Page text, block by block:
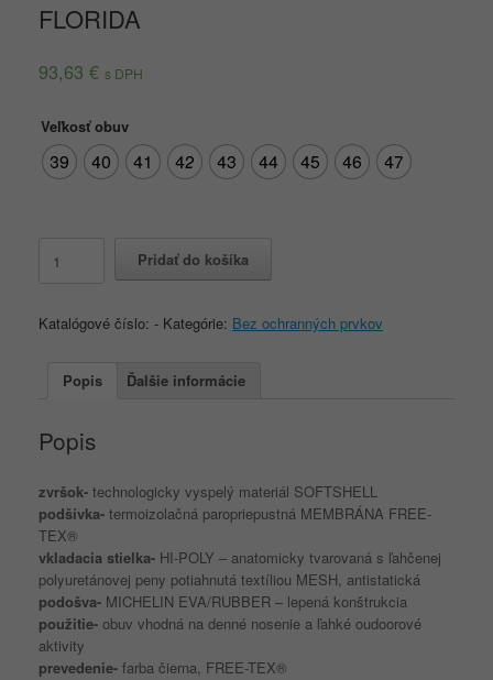
FLORIDA
93,63 € s DPH
Veľkosť obuv
39 40 41 42 43 44 45 46 47
FLORIDA
Pridať do košíka
Katalógové číslo: - Kategórie: Bez ochranných prvkov
Popis Ďalšie informácie
Popis
zvršok- technologicky vyspelý materiál SOFTSHELL
podšívka- termoizolačná paropriepustná MEMBRÁNA FREE-
TEX®
vkladacia stielka- HI-POLY – anatomicky tvarovaná s ľahčenej
polyuretánovej peny potiahnutá textíliou MESH, antistatická
podošva- MICHELIN EVA/RUBBER – lepená konštrukcia
použitie- obuv vhodná na denné nosenie a ľahké oudoorové
aktivity
prevedenie- farba čierna, FREE-TEX®